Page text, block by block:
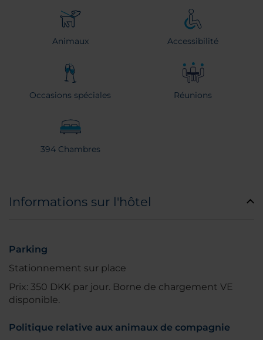
Animaux Accessibilité
Occasions spéciales Réunions
394 Chambres
Informations sur l'hôtel
Parking
Stationnement sur place
Prix: 350 DKK par jour. Borne de chargement VE
disponible.
Politique relative aux animaux de compagnie